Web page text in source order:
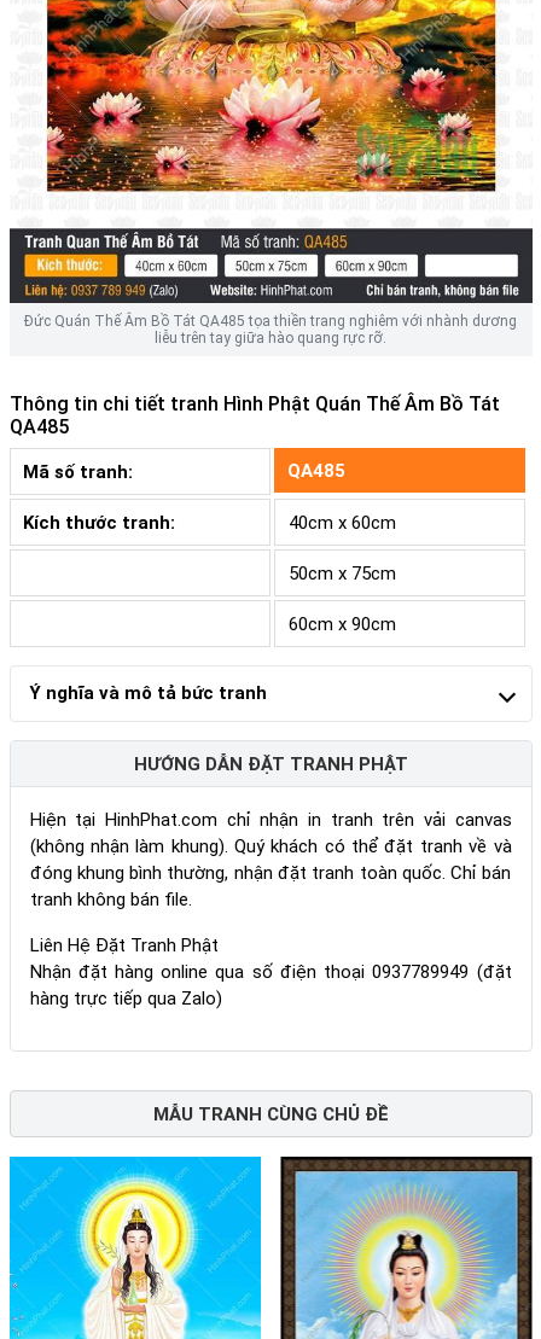
Đức Quán Thế Âm Bồ Tát QA485 tọa thiền trang nghiêm với nhành dương
liễu trên tay giữa hào quang rực rỡ.
Thông tin chi tiết tranh Hình Phật Quán Thế Âm Bồ Tát
QA485
Mã số tranh: QA485
Kích thước tranh: 40cm x 60cm
50cm x 75cm
60cm x 90cm
Ý nghĩa và mô tả bức tranh
HƯỚNG DẪN ĐẶT TRANH PHẬT
Hiện tại HinhPhat.com chỉ nhận in tranh trên vải canvas
(không nhận làm khung). Quý khách có thể đặt tranh về và
đóng khung bình thường, nhận đặt tranh toàn quốc. Chỉ bán
tranh không bán file.
Liên Hệ Đặt Tranh Phật
Nhận đặt hàng online qua số điện thoại 0937789949 (đặt
hàng trực tiếp qua Zalo)
MẪU TRANH CÙNG CHỦ ĐỀ